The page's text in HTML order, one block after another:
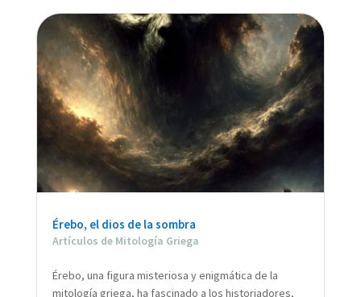
Érebo, el dios de la sombra
Artículos de Mitología Griega
Érebo, una figura misteriosa y enigmática de la
mitología griega, ha fascinado a los historiadores,